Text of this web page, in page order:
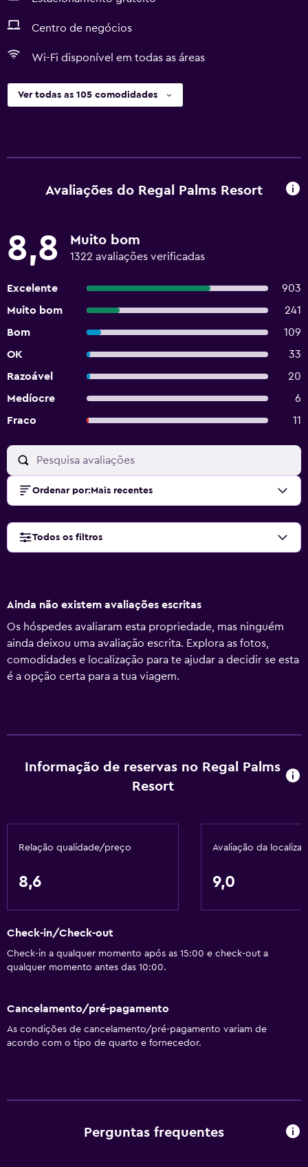
Centro de negócios
Wi-Fi disponível em todas as áreas
Ver todas as 105 comodidades
Avaliações do Regal Palms Resort
8,8 Muito bom
1322 avaliações verificadas
Excelente
903
Muito bom
241
Bom
109
OK
33
Razoável
20
Medíocre
6
Fraco
11
Ordenar por: Mais recentes
Todos os filtros
Ainda não existem avaliações escritas
Os hóspedes avaliaram esta propriedade, mas ninguém
ainda deixou uma avaliação escrita. Explora as fotos,
comodidades e localização para te ajudar a decidir se esta
é a opção certa para a tua viagem.
Informação de reservas no Regal Palms
Resort
Relação qualidade/preço
8,6
Avaliação da
9,0
Check-in/Check-out
Check-in a qualquer momento após as 15:00 e check-out a
qualquer momento antes das 10:00.
Cancelamento/pré-pagamento
As condições de cancelamento/pré-pagamento variam de
acordo com o tipo de quarto e fornecedor.
Perguntas frequentes